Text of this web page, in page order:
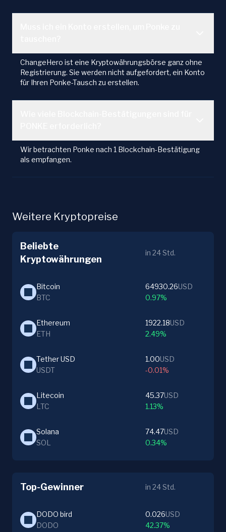
ChangeHero ist eine Kryptowährungsbörse ganz ohne
Registrierung. Sie werden nicht aufgefordert, ein Konto
für Ihren Ponke-Tausch zu erstellen.
Wir betrachten Ponke nach 1 Blockchain-Bestätigung
als empfangen.
Weitere Kryptopreise
Beliebte
Kryptowährungen
in 24 Std.
Bitcoin
BTC
64930.26USD
0.97%
Ethereum
ETH
1922.18USD
2.49%
Tether USD
USDT
1.00USD
-0.01%
Litecoin
LTC
45.37USD
1.13%
Solana
SOL
74.47USD
0.34%
Top-Gewinner in 24 Std.
DODO bird
DODO
0.026USD
42.37%